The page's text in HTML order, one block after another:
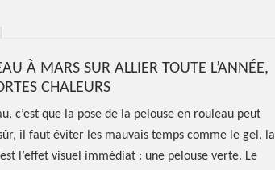
À MARS SUR ALLIER TOUTE L’ANNÉE,
CHALEURS
c’est que la pose de la pelouse en rouleau peut
il faut éviter les mauvais temps comme le gel, la
l’effet visuel immédiat : une pelouse verte. Le